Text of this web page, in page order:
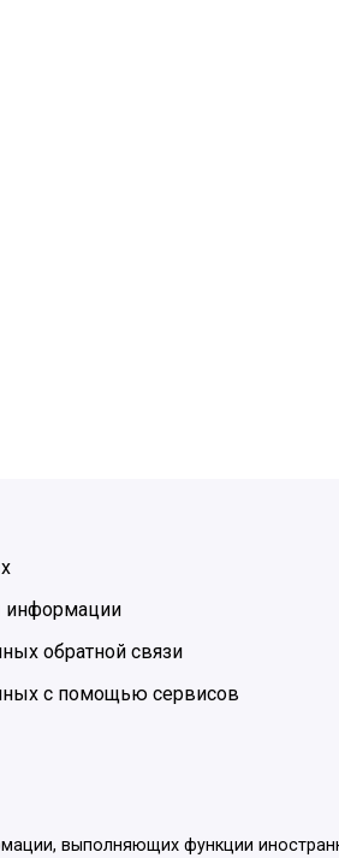
информации
обратной связи
с помощью сервисов
выполняющих функции